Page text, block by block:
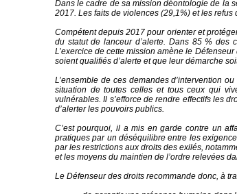
Dans le cadre de sa mission déontologie de la
2017. Les faits de violences (29,1%) et les
Compétent depuis 2017 pour orienter et
du statut de lanceur d’alerte. Dans 85 %
L’exercice de cette mission amène le
soient qualifiés d’alerte et que leur démarche
L’ensemble de ces demandes d’intervention
situation de toutes celles et tous ceux qui
vulnérables. Il s’efforce de rendre effectifs les
d’alerter les pouvoirs publics.
C’est pourquoi, il a mis en garde contre un
pratiques par un déséquilibre entre les
par les restrictions aux droits des exilés,
et les moyens du maintien de l’ordre relevées
Le Défenseur des droits recommande donc, à